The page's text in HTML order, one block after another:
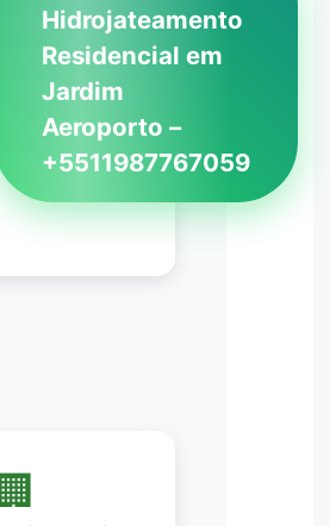
Hidrojateamento
Residencial em
Jardim
Aeroporto –
+5511987767059
🏢